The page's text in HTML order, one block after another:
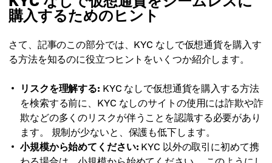
購入するためのヒント
さて、記事のこの部分では、KYC なしで仮想通貨を購入す
る方法を知るのに役立つヒントをいくつか紹介します。
リスクを理解する: KYC なしで仮想通貨を購入する方法
を検索する前に、KYC なしのサイトの使用には詐欺や詐
欺などの多くのリスクが伴うことを認識する必要があり
ます。 規制が少ないと、保護も低下します。
小規模から始めてください: KYC 以外の取引に初めて携